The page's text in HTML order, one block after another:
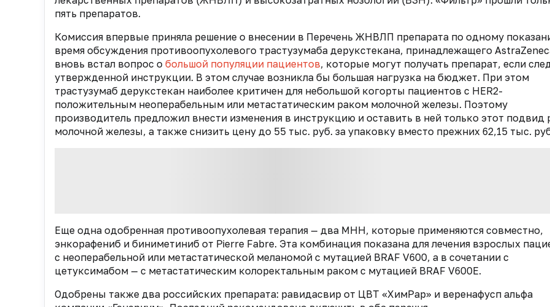
пять препаратов.
Комиссия впервые приняла решение о внесении в Перечень ЖНВЛП препарата по одному
время обсуждения противоопухолевого трастузумаба дерукстекана, принадлежащего
вновь встал вопрос о большой популяции пациентов, которые могут получать препарат, если
утвержденной инструкции. В этом случае возникла бы большая нагрузка на бюджет. При этом
трастузумаб дерукстекан наиболее критичен для небольшой когорты пациентов с HER2-
положительным неоперабельным или метастатическим раком молочной железы. Поэтому
производитель предложил внести изменения в инструкцию и оставить в ней только этот подвид
молочной железы, а также снизить цену до 55 тыс. руб. за упаковку вместо прежних 62,15 тыс.
Еще одна одобренная противоопухолевая терапия — два МНН, которые применяются совместно,
энкорафениб и биниметиниб от Pierre Fabre. Эта комбинация показана для лечения взрослых
с неоперабельной или метастатической меланомой с мутацией BRAF V600, а в сочетании с
цетуксимабом — с метастатическим колоректальным раком с мутацией BRAF V600E.
Одобрены также два российских препарата: равидасвир от ЦВТ «ХимРар» и веренафусп альфа